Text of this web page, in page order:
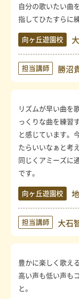
自分の歌いたい曲
指してひたすらに
向ヶ丘遊園校
担当講師 勝沼
リズムが早い曲を
っくりな曲を練習
と感じています。
たらいいなぁと考
同じくアミーズに
です。
向ヶ丘遊園校
担当講師 大石
豊かに楽しく歌え
高い声も低い声も
と。